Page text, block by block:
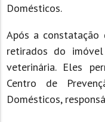
Domésticos.
Após a
retirados do
veterinária. Eles
Centro de
Domésticos,